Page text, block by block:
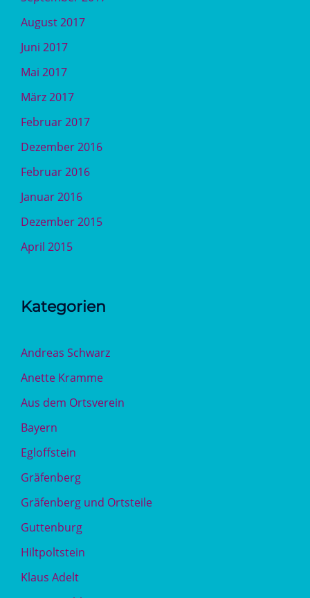
August 2017
Juni 2017
Mai 2017
März 2017
Februar 2017
Dezember 2016
Februar 2016
Januar 2016
Dezember 2015
April 2015
Kategorien
Andreas Schwarz
Anette Kramme
Aus dem Ortsverein
Bayern
Egloffstein
Gräfenberg
Gräfenberg und Ortsteile
Guttenburg
Hiltpoltstein
Klaus Adelt